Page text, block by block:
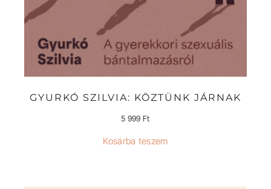
GYURKÓ SZILVIA: KÖZTÜNK JÁRNAK
5 999 Ft
Kosárba teszem